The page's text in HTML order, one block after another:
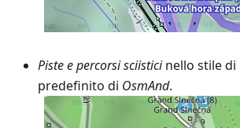
Piste e percorsi sciisticinello stile di
predefinito di OsmAnd.